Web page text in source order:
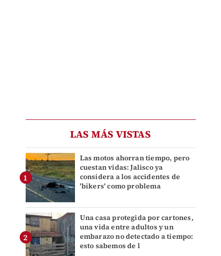
LAS MÁS VISTAS
Las motos ahorran tiempo, pero
cuestan vidas: Jalisco ya
considera a los accidentes de
'bikers' como problema
Una casa protegida por cartones,
una vida entre adultos y un
embarazo no detectado a tiempo:
esto sabemos de l